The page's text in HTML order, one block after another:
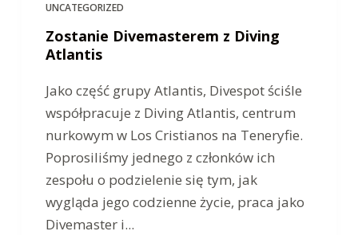
UNCATEGORIZED
Zostanie Divemasterem z Diving
Atlantis
Jako część grupy Atlantis, Divespot ściśle
współpracuje z Diving Atlantis, centrum
nurkowym w Los Cristianos na Teneryfie.
Poprosiliśmy jednego z członków ich
zespołu o podzielenie się tym, jak
wygląda jego codzienne życie, praca jako
Divemaster i...